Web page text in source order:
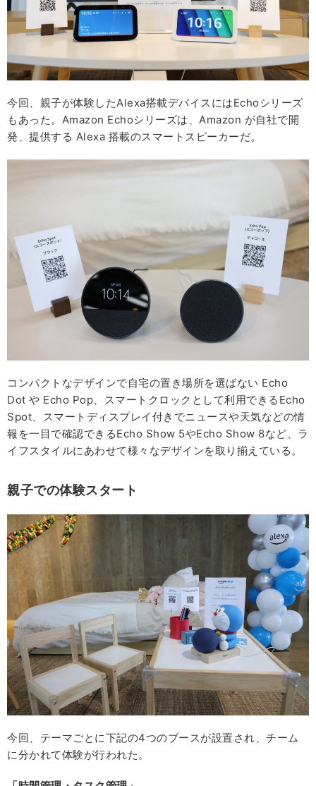
今回、親子が体験したAlexa搭載デバイスにはEchoシリーズ
もあった。Amazon Echoシリーズは、Amazon が自社で開
発、提供する Alexa 搭載のスマートスピーカーだ。
コンパクトなデザインで自宅の置き場所を選ばない Echo
Dot や Echo Pop、スマートクロックとして利用できるEcho
Spot、スマートディスプレイ付きでニュースや天気などの情
報を一目で確認できるEcho Show 5やEcho Show 8など、ラ
イフスタイルにあわせて様々なデザインを取り揃えている。
親子での体験スタート
今回、テーマごとに下記の4つのブースが設置され、チーム
に分かれて体験が行われた。